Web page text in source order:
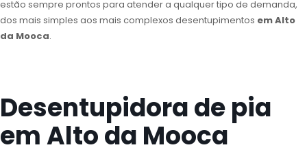
estão sempre prontos para atender a qualquer tipo de demanda,
dos mais simples aos mais complexos desentupimentos em Alto
da Mooca.
Desentupidora de pia
em Alto da Mooca